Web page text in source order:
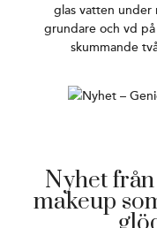
glas vatten under
grundare och vd
skummande
Nyhet
makeup